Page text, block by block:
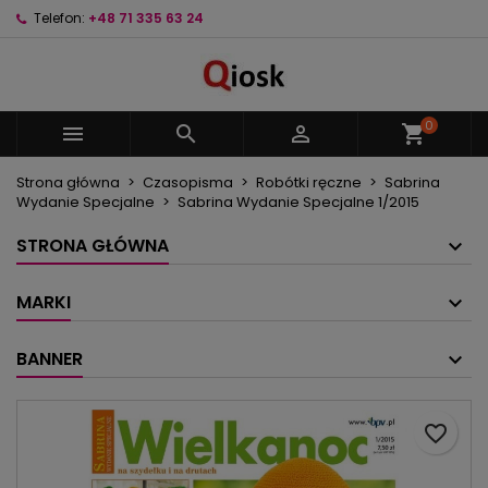
Telefon: +48 71 335 63 24
   shopping_cart0
Strona główna Czasopisma Robótki ręczne
Sabrina
Wydanie Specjalne
Sabrina Wydanie Specjalne 1/2015
STRONA GŁÓWNA
MARKI
BANNER
favorite_border
Nazwa listy życzeń
Anuluj Utwórz listę życzeń
Musisz być zalogowany by zapisać produkty na
swojej liście życzeń.
Anuluj Zaloguj się